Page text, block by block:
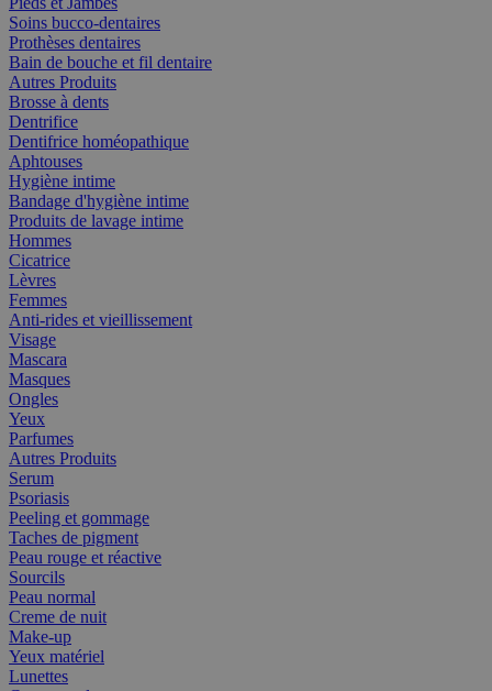
Soins bucco-dentaires
Prothèses dentaires
Bain de bouche et fil dentaire
Autres Produits
Brosse à dents
Dentrifice
Dentifrice homéopathique
Aphtouses
Hygiène intime
Bandage d'hygiène intime
Produits de lavage intime
Hommes
Cicatrice
Lèvres
Femmes
Anti-rides et vieillissement
Visage
Mascara
Masques
Ongles
Yeux
Parfumes
Autres Produits
Serum
Psoriasis
Peeling et gommage
Taches de pigment
Peau rouge et réactive
Sourcils
Peau normal
Creme de nuit
Make-up
Yeux matériel
Lunettes